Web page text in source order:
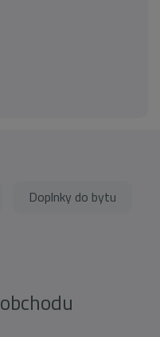
Doplnky do bytu
obchodu